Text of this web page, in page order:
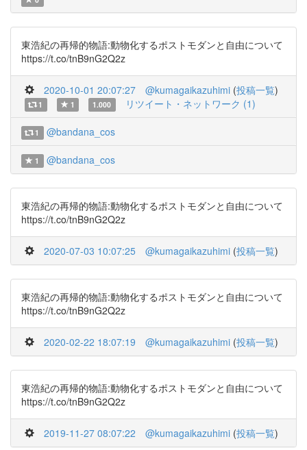
東浩紀の再帰的物語:動物化するポストモダンと自由について
https://t.co/tnB9nG2Q2z
2020-10-01 20:07:27 @kumagaikazuhimi (投稿一覧)
1 1 1.000 リツイート・ネットワーク (1)
1 @bandana_cos
1 @bandana_cos
東浩紀の再帰的物語:動物化するポストモダンと自由について
https://t.co/tnB9nG2Q2z
2020-07-03 10:07:25 @kumagaikazuhimi (投稿一覧)
東浩紀の再帰的物語:動物化するポストモダンと自由について
https://t.co/tnB9nG2Q2z
2020-02-22 18:07:19 @kumagaikazuhimi (投稿一覧)
東浩紀の再帰的物語:動物化するポストモダンと自由について
https://t.co/tnB9nG2Q2z
2019-11-27 08:07:22 @kumagaikazuhimi (投稿一覧)